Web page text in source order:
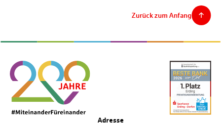
Zurück zum Anfang
Adresse